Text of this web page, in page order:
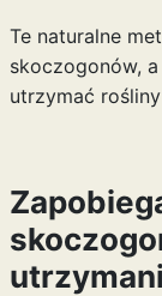
Te naturalne
skoczogonów,
utrzymać